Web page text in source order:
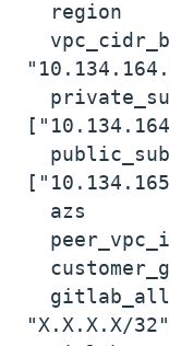
region
azs =
"X.X.X.X/